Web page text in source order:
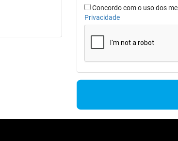
Concordo com o uso dos
Privacidade